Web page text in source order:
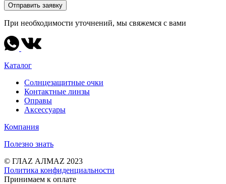
Отправить заявку
При необходимости уточнений, мы свяжемся с вами
Каталог
Солнцезащитные очки
Контактные линзы
Оправы
Аксессуары
Компания
Полезно знать
© ГЛАZ АЛМАZ 2023
Политика конфиденциальности
Принимаем к оплате